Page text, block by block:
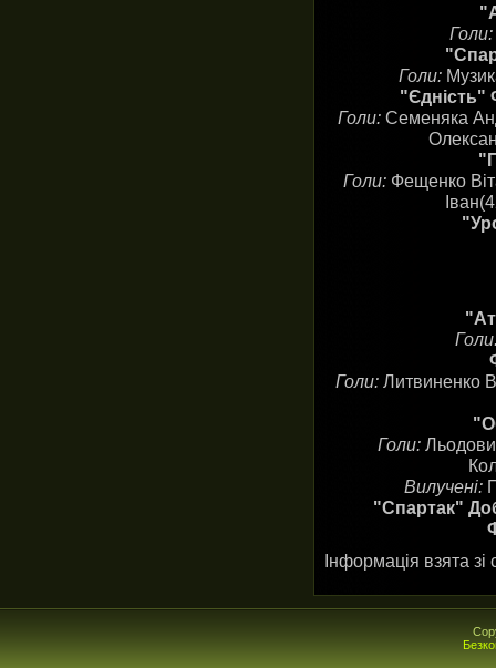
Голи:
Голи:
"Єдність"
Голи: Семеняка
Голи: Фещенко
Голи:Литвиненко
Голи:
Вилучені:
"Спартак"
Інформація взята зі